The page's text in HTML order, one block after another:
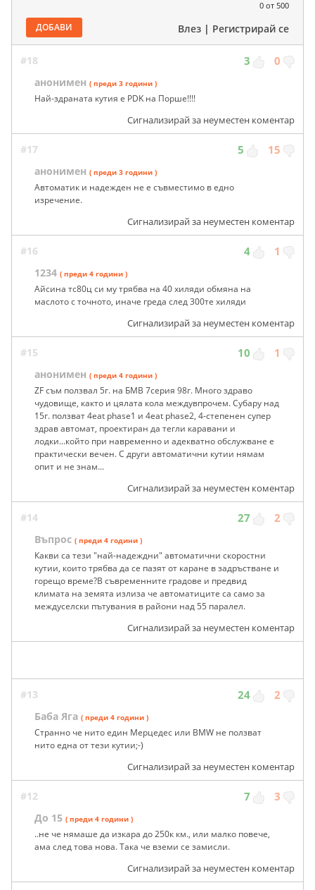
0 от 500
ДОБАВИ Влез | Регистрирай се
#18 3 0
анонимен ( преди 3 години )
Най-здраната кутия е PDK на Порше!!!!
Сигнализирай за неуместен коментар
#17 5 15
анонимен ( преди 3 години )
Автоматик и надежден не е съвместимо в едно
изречение.
Сигнализирай за неуместен коментар
#16 4 1
1234 ( преди 4 години )
Айсина тс80ц си му трябва на 40 хиляди обмяна на
маслото с точното, иначе греда след 300те хиляди
Сигнализирай за неуместен коментар
#15 10 1
анонимен ( преди 4 години )
ZF съм ползвал 5г. на БМВ 7серия 98г. Много здраво
чудовище, както и цялата кола междувпрочем. Субару над
15г. ползват 4eat phase1 и 4eat phase2, 4-степенен супер
здрав автомат, проектиран да тегли каравани и
лодки...който при навременно и адекватно обслужване е
практически вечен. С други автоматични кутии нямам
опит и не знам...
Сигнализирай за неуместен коментар
#14 27 2
Въпрос ( преди 4 години )
Какви са тези "най-надеждни" автоматични скоростни
кутии, които трябва да се пазят от каране в задръстване и
горещо време?В съвременните градове и предвид
климата на земята излиза че автоматиците са само за
междуселски пътувания в райони над 55 паралел.
Сигнализирай за неуместен коментар
#13 24 2
Баба Яга ( преди 4 години )
Странно че нито един Мерцедес или BMW не ползват
нито една от тези кутии;-)
Сигнализирай за неуместен коментар
#12 7 3
До 15 ( преди 4 години )
..не че нямаше да изкара до 250к км., или малко повече,
ама след това нова. Така че вземи се замисли.
Сигнализирай за неуместен коментар